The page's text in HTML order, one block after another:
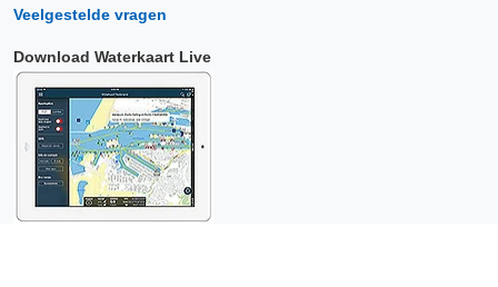
Veelgestelde vragen
Download Waterkaart Live